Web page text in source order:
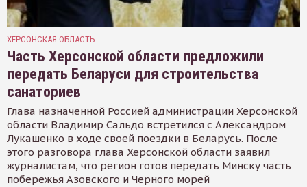
ХЕРСОНСКАЯ ОБЛАСТЬ
Часть Херсонской области предложили
передать Беларуси для строительства
санаториев
Глава назначенной Россией администрации Херсонской
области Владимир Сальдо встретился с Александром
Лукашенко в ходе своей поездки в Беларусь. После
этого разговора глава Херсонской области заявил
журналистам, что регион готов передать Минску часть
побережья Азовского и Черного морей